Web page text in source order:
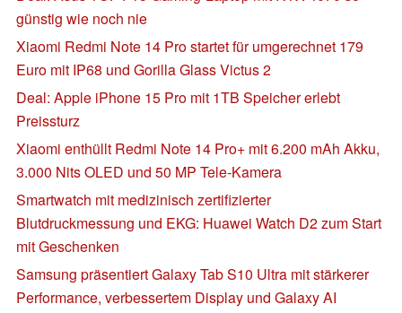
günstig wie noch nie
Xiaomi Redmi Note 14 Pro startet für umgerechnet 179
Euro mit IP68 und Gorilla Glass Victus 2
Deal: Apple iPhone 15 Pro mit 1TB Speicher erlebt
Preissturz
Xiaomi enthüllt Redmi Note 14 Pro+ mit 6.200 mAh Akku,
3.000 Nits OLED und 50 MP Tele-Kamera
Smartwatch mit medizinisch zertifizierter
Blutdruckmessung und EKG: Huawei Watch D2 zum Start
mit Geschenken
Samsung präsentiert Galaxy Tab S10 Ultra mit stärkerer
Performance, verbessertem Display und Galaxy AI